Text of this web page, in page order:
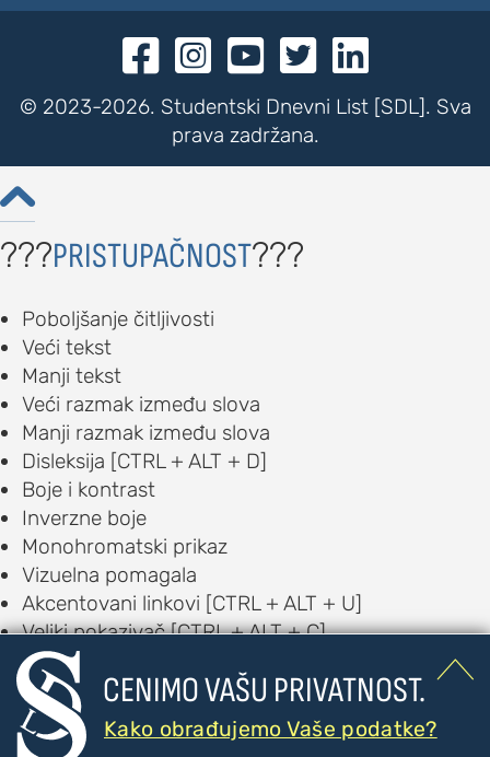
    
© 2023-2026. Studentski Dnevni List [SDL]. Sva
prava zadržana.

CENIMO VAŠU PRIVATNOST.
Kako obrađujemo Vaše podatke?

???PRISTUPAČNOST???
Poboljšanje čitljivosti
Veći tekst
Manji tekst
Veći razmak između slova
Manji razmak između slova
Disleksija [CTRL + ALT + D]
Boje i kontrast
Inverzne boje
Monohromatski prikaz
Vizuelna pomagala
Akcentovani linkovi [CTRL + ALT + U]
Veliki pokazivač [CTRL + ALT + C]
Vodič za čitanje [CTRL + ALT + R]
Čitač [CTRL + ALT + V]
Auditorna pomagala
Text to Speech [CTRL + ALT + T]